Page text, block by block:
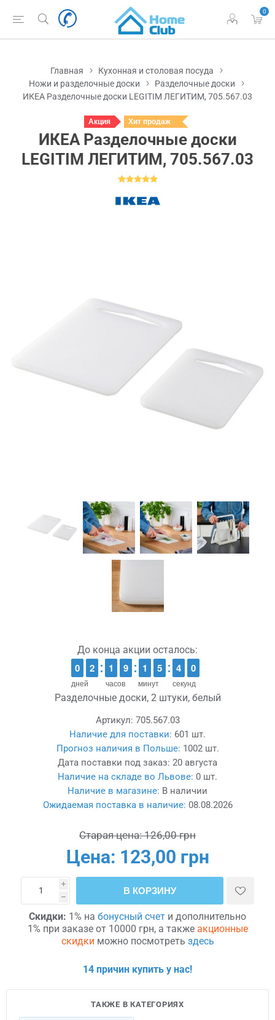
0
Главная
Кухонная и столовая посуда
Ножи и разделочные доски
Разделочные доски
ИКЕА Разделочные доски LEGITIM ЛЕГИТИМ, 705.567.03
Акция Хит продаж
ИКЕА Разделочные доски
LEGITIM ЛЕГИТИМ, 705.567.03
До конца акции осталось:
дней
9
9
0
0 1
1
2
2
часов
1
1
1
1 8
8
9
9
минут
1
1
1
1 4
4
5
5
секунд
4
3
3 9
9
8
Разделочные доски, 2 штуки, белый
Артикул: 705.567.03
Наличие для поставки: 601 шт.
Прогноз наличия в Польше: 1002 шт.
Дата поставки под заказ: 20 августа
Наличие на складе во Львове: 0 шт.
Наличие в магазине: В наличии
Ожидаемая поставка в наличие: 08.08.2026
Старая цена: 126,00 грн
Цена: 123,00 грн
i
h
В КОРЗИНУ
Скидки: 1% на бонусный счет и дополнительно
1% при заказе от 10000 грн, а также акционные
скидки можно посмотреть здесь
14 причин купить у нас!
ТАКЖЕ В КАТЕГОРИЯХ